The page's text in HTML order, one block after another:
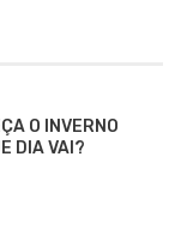
O INVERNO
DIA VAI?